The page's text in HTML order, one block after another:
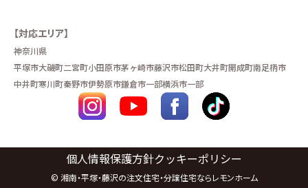
【対応エリア】
神奈川県
平塚市大磯町二宮町小田原市茅ヶ崎市藤沢市松田町大井町開成町南足柄市
中井町寒川町秦野市伊勢原市鎌倉市一部横浜市一部
個人情報保護方針クッキーポリシー
© 湘南・平塚・藤沢の注文住宅・分譲住宅ならレモンホーム